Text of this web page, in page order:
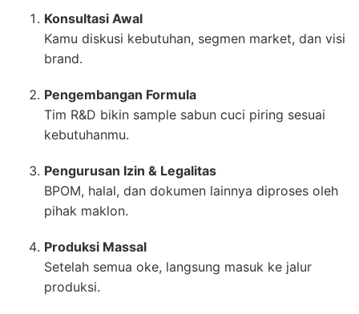
Konsultasi Awal
Kamu diskusi kebutuhan, segmen market, dan visi
brand.
Pengembangan Formula
Tim R&D bikin sample sabun cuci piring sesuai
kebutuhanmu.
Pengurusan Izin & Legalitas
BPOM, halal, dan dokumen lainnya diproses oleh
pihak maklon.
Produksi Massal
Setelah semua oke, langsung masuk ke jalur
produksi.